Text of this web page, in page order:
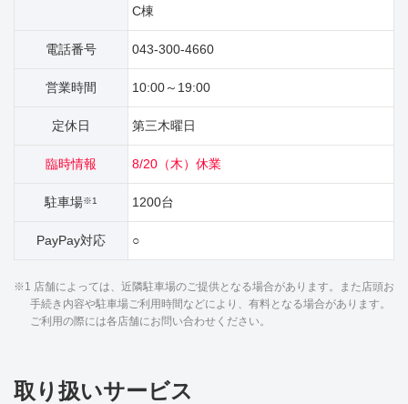
C棟
電話番号 043-300-4660
営業時間 10:00～19:00
定休日 第三木曜日
臨時情報 8/20（木）休業
駐車場※1 1200台
PayPay対応 ○
※1 店舗によっては、近隣駐車場のご提供となる場合があります。また店頭お
手続き内容や駐車場ご利用時間などにより、有料となる場合があります。
ご利用の際には各店舗にお問い合わせください。
取り扱いサービス